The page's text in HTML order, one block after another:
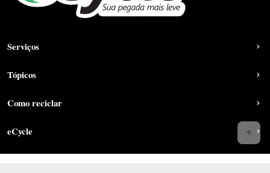
Serviços
Tópicos
Como reciclar
eCycle